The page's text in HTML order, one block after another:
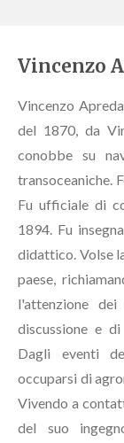
Vincenzo
Vincenzo
del 1870, da
conobbe su
transoceaniche.
Fu ufficiale di
1894. Fu
didattico. Volse
paese,
l'attenzione
discussione e
Dagli eventi
occuparsi di
Vivendo a
del suo